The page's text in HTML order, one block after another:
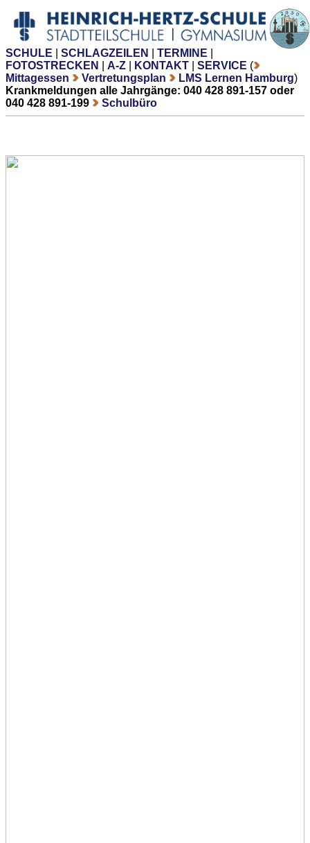
SCHULE SCHLAGZEILEN TERMINE
FOTOSTRECKEN
A-Z KONTAKT SERVICE (
Mittagessen
Vertretungsplan LMS Lernen Hamburg)
Krankmeldungen alle Jahrgänge: 040 428 891-157 oder
040 428 891-199
Schulbüro